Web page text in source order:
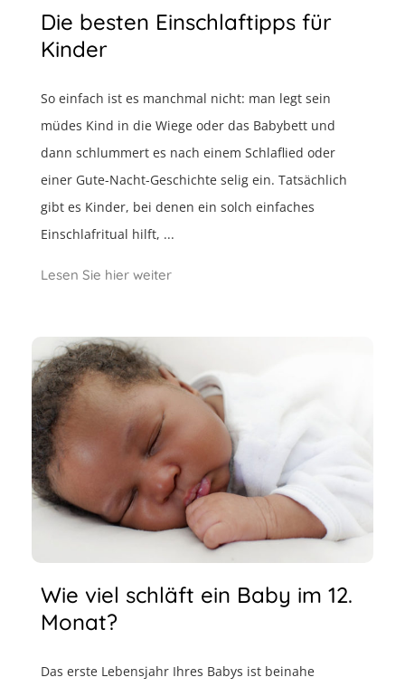
Die besten Einschlaftipps für
Kinder
So einfach ist es manchmal nicht: man legt sein
müdes Kind in die Wiege oder das Babybett und
dann schlummert es nach einem Schlaflied oder
einer Gute-Nacht-Geschichte selig ein. Tatsächlich
gibt es Kinder, bei denen ein solch einfaches
Einschlafritual hilft, ...
Lesen Sie hier weiter
Wie viel schläft ein Baby im 12.
Monat?
Das erste Lebensjahr Ihres Babys ist beinahe